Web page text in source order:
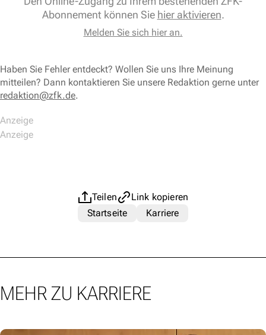
Abonnement können Sie hier aktivieren.
Melden Sie sich hier an.
Haben Sie Fehler entdeckt? Wollen Sie uns Ihre Meinung
mitteilen? Dann kontaktieren Sie unsere Redaktion gerne unter
redaktion@zfk.de.
Teilen
Link kopieren
Startseite
Karriere
MEHR ZU KARRIERE